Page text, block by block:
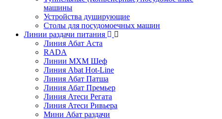
машины
Устройства душирующие
Столы для посудомоечных машин
Линии раздачи питания
Линия Абат Аста
RADA
Линии МХМ Шеф
Линия Abat Hot-Line
Линия Абат Патша
Линия Абат Премьер
Линия Атеси Регата
Линия Атеси Ривьера
Мини Абат раздачи